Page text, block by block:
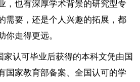
，也有深厚学术背景的研究型专
需要，还是个人兴趣的拓展，都
你走得更远。
家认可毕业后获得的本科文凭由国
国家教育部备案、全国认可的学